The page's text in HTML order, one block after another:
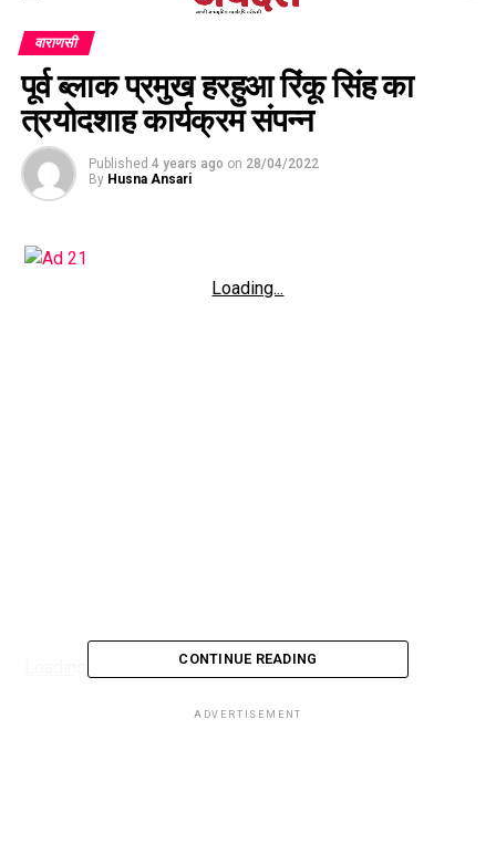
वाराणसी
पूर्व ब्लाक प्रमुख हरहुआ रिंकू सिंह का
त्रयोदशाह कार्यक्रम संपन्न
Published 4 years ago on 28/04/2022
By Husna Ansari
Loading...
CONTINUE READING
ADVERTISEMENT